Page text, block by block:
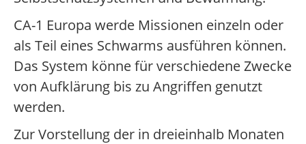
CA-1 Europa werde Missionen einzeln oder
als Teil eines Schwarms ausführen können.
Das System könne für verschiedene Zwecke
von Aufklärung bis zu Angriffen genutzt
werden.
Zur Vorstellung der in dreieinhalb Monaten